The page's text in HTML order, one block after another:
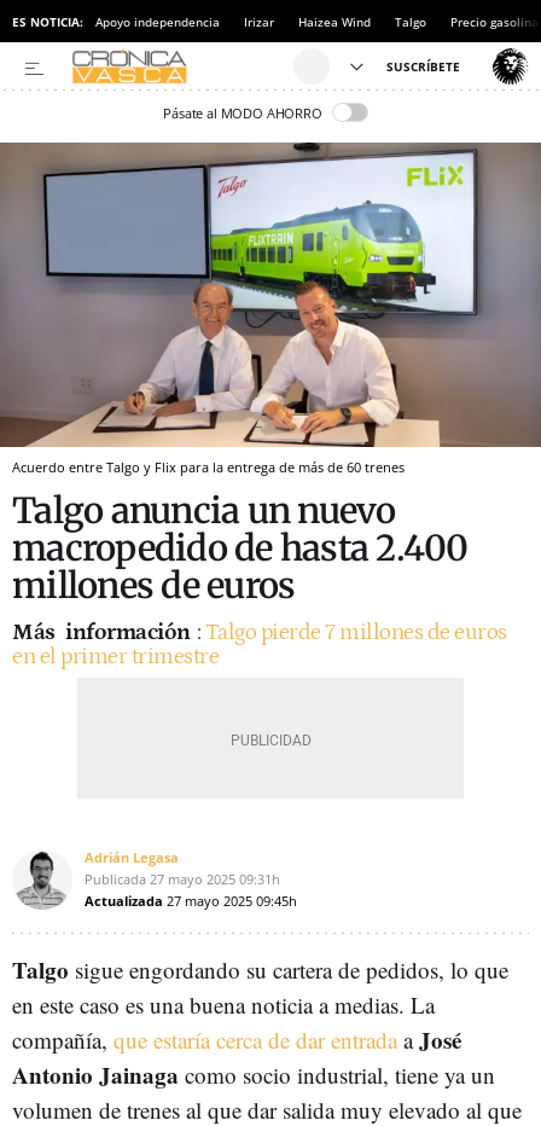
ES NOTICIA: Apoyo independencia Irizar Haizea Wind Talgo Precio gasolina
Pásate al MODO AHORRO
Acuerdo entre Talgo y Flix para la entrega de más de 60 trenes
Talgo anuncia un nuevo
macropedido de hasta 2.400
millones de euros
Más información :Talgo pierde 7 millones de euros
en el primer trimestre
Adrián Legasa
Publicada 27 mayo 2025 09:31h
Actualizada 27 mayo 2025 09:45h
Talgo sigue engordando su cartera de pedidos, lo que
en este caso es una buena noticia a medias. La
compañía, que estaría cerca de dar entradaaJosé
Antonio Jainaga como socio industrial, tiene ya un
volumen de trenes al que dar salida muy elevado al que